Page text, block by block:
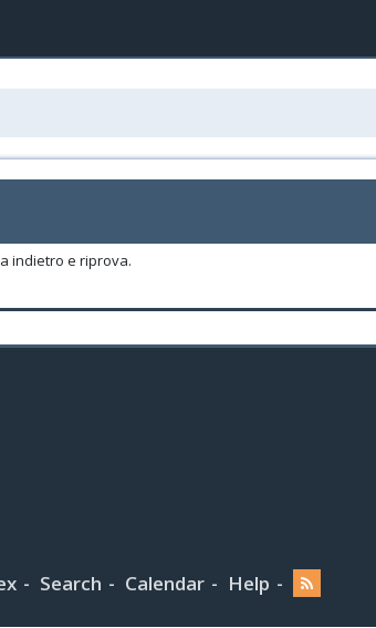
indietro e riprova.
Search Calendar Help